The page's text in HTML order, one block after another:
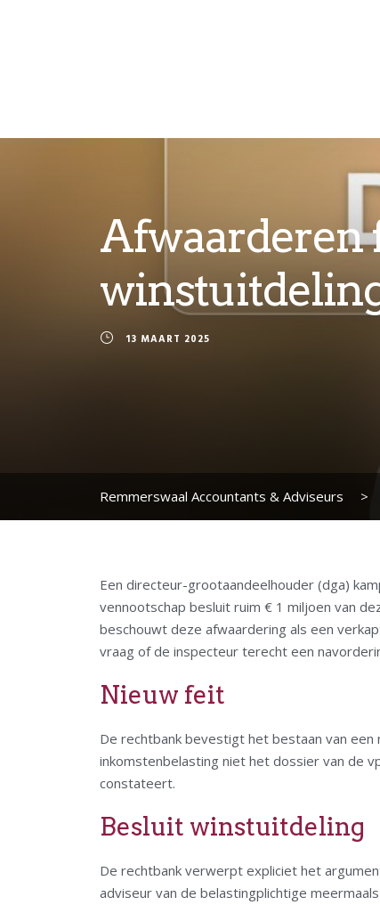
Afwaarderen
13 MAART 2025
Remmerswaal Accountants & Adviseurs >
Een directeur-grootaandeelhouder (dga)
vennootschap besluit ruim € 1 miljoen van
beschouwt deze afwaardering als een
vraag of de inspecteur terecht een
Nieuw feit
De rechtbank bevestigt het bestaan van
inkomstenbelasting niet het dossier van de
constateert.
Besluit winstuitdeling
De rechtbank verwerpt expliciet het
adviseur van de belastingplichtige